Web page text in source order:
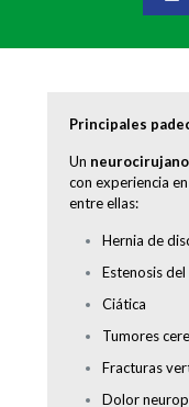
Principales
Un
con experiencia
entre ellas:
Hernia de
Estenosis
Ciática
Tumores
Fracturas
Dolor